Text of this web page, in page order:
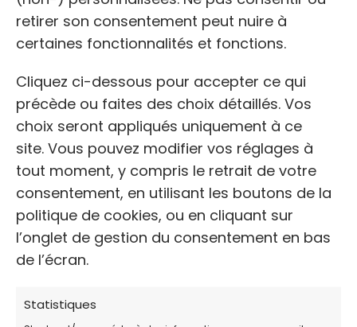
retirer son consentement peut nuire à
certaines fonctionnalités et fonctions.
Cliquez ci-dessous pour accepter ce qui
précède ou faites des choix détaillés. Vos
choix seront appliqués uniquement à ce
site. Vous pouvez modifier vos réglages à
tout moment, y compris le retrait de votre
consentement, en utilisant les boutons de la
politique de cookies, ou en cliquant sur
l’onglet de gestion du consentement en bas
de l’écran.
Statistiques
2. Association Les Pachas
🐾 Association de protection féline
📌Contacter par email: lespachas@gmail.com
🌐https://www.lespachas.com/
Cette association locale intervient pour la